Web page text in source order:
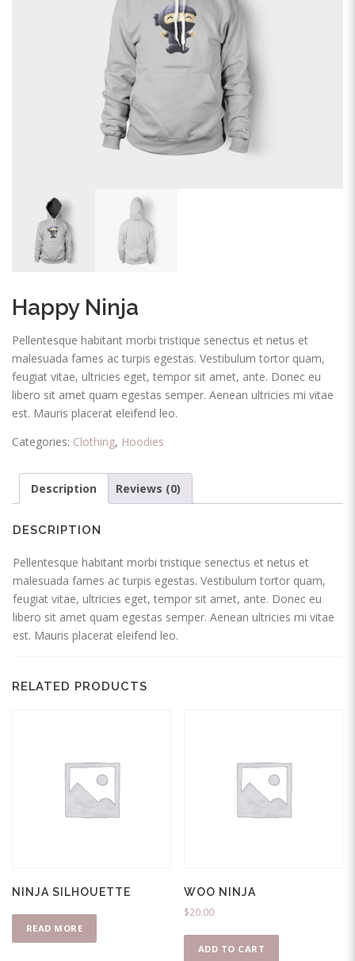
Happy Ninja
Pellentesque habitant morbi tristique senectus et netus et
malesuada fames ac turpis egestas. Vestibulum tortor quam,
feugiat vitae, ultricies eget, tempor sit amet, ante. Donec eu
libero sit amet quam egestas semper. Aenean ultricies mi vitae
est. Mauris placerat eleifend leo.
Categories: Clothing, Hoodies
Description Reviews (0)
DESCRIPTION
Pellentesque habitant morbi tristique senectus et netus et
malesuada fames ac turpis egestas. Vestibulum tortor quam,
feugiat vitae, ultricies eget, tempor sit amet, ante. Donec eu
libero sit amet quam egestas semper. Aenean ultricies mi vitae
est. Mauris placerat eleifend leo.
RELATED PRODUCTS
NINJA SILHOUETTE
READ MORE
WOO NINJA
$20.00
ADD TO CART